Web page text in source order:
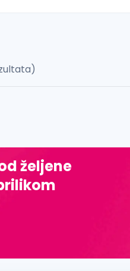
đ, ž, dž)
željene